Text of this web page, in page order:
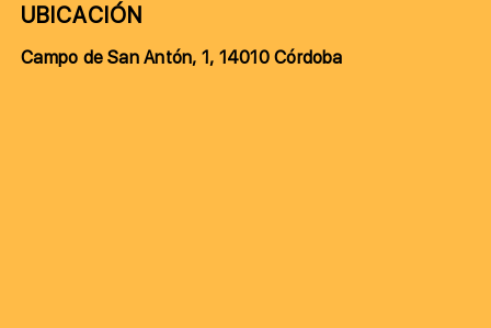
UBICACIÓN
Campo de San Antón, 1, 14010 Córdoba